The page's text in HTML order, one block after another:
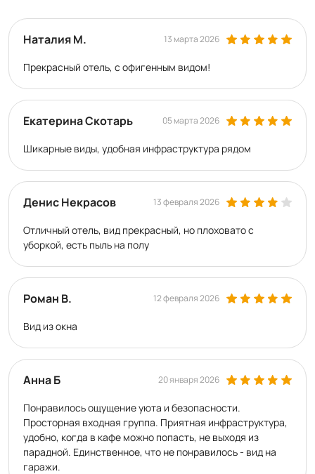
Наталия М. 13 марта 2026
Прекрасный отель, с офигенным видом!
Екатерина Скотарь 05 марта 2026
Шикарные виды, удобная инфраструктура рядом
Денис Некрасов 13 февраля 2026
Отличный отель, вид прекрасный, но плоховато с
уборкой, есть пыль на полу
Роман В. 12 февраля 2026
Вид из окна
Анна Б 20 января 2026
Понравилось ощущение уюта и безопасности.
Просторная входная группа. Приятная инфраструктура,
удобно, когда в кафе можно попасть, не выходя из
парадной. Единственное, что не понравилось - вид на
гаражи.